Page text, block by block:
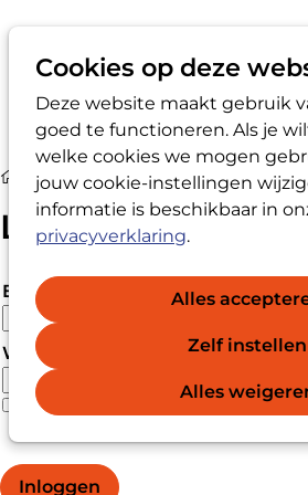
Cookies op deze
Deze website maakt gebruik
goed te functioneren. Als je
welke cookies we mogen
jouw cookie-instellingen
informatie is beschikbaar in
privacyverklaring.
Alles
Zelf instellen
Alles
Login
Login
E-mailadres
Wachtwoord
Wachtwoord weergeven
Inloggen